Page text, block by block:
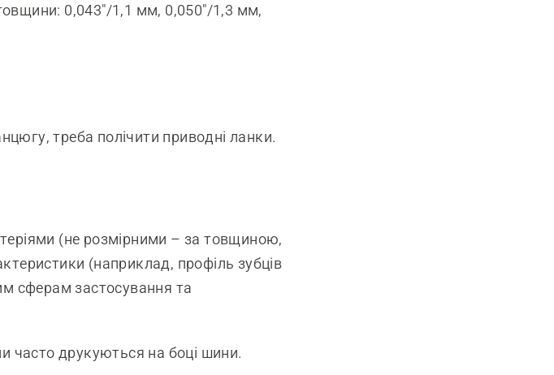
0,043"/1,1 мм, 0,050"/1,3 мм,
треба полічити приводні ланки.
(не розмірними – за товщиною,
(наприклад, профіль зубців
сферам застосування та
часто друкуються на боці шини.